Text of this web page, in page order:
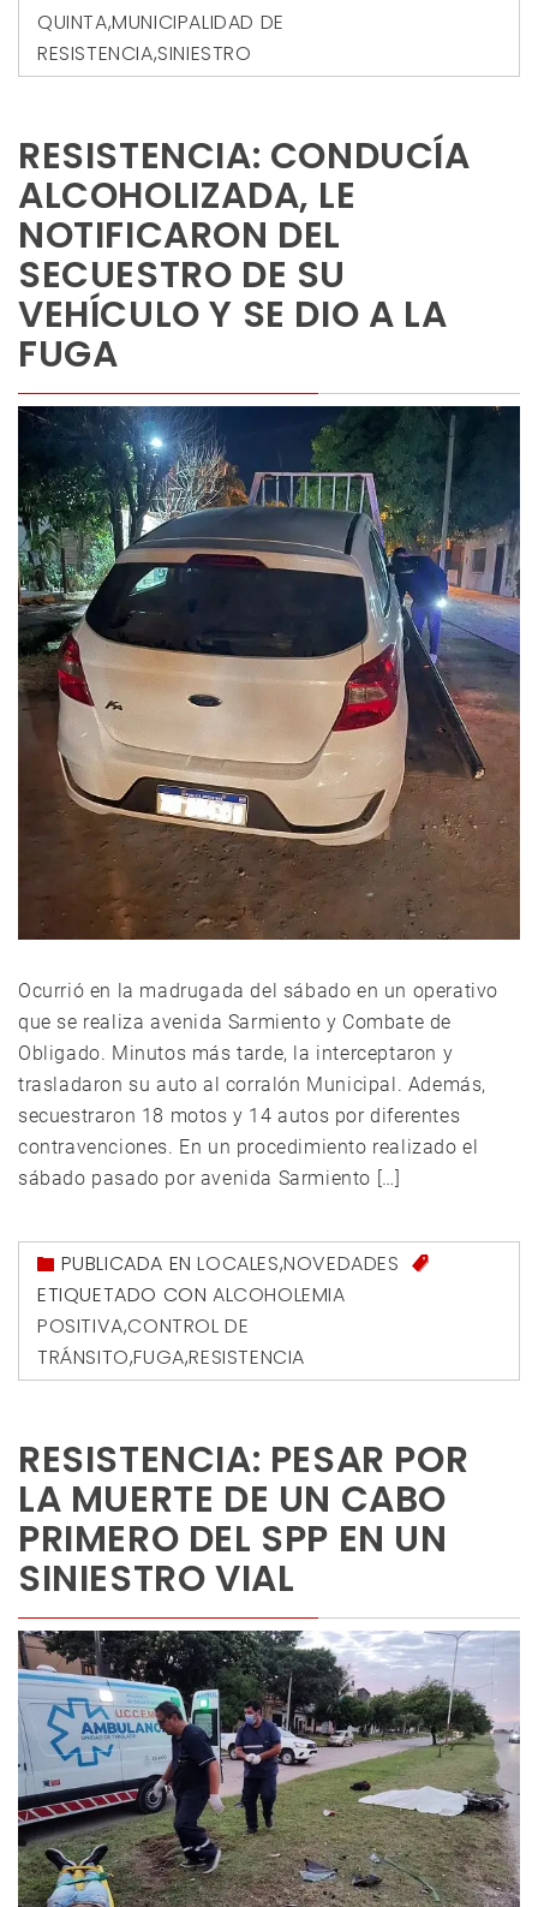
QUINTA,MUNICIPALIDAD DE
RESISTENCIA,SINIESTRO
RESISTENCIA: CONDUCÍA
ALCOHOLIZADA, LE
NOTIFICARON DEL
SECUESTRO DE SU
VEHÍCULO Y SE DIO A LA
FUGA
Ocurrió en la madrugada del sábado en un operativo
que se realiza avenida Sarmiento y Combate de
Obligado. Minutos más tarde, la interceptaron y
trasladaron su auto al corralón Municipal. Además,
secuestraron 18 motos y 14 autos por diferentes
contravenciones. En un procedimiento realizado el
sábado pasado por avenida Sarmiento […]
PUBLICADA ENLOCALES,NOVEDADES
ETIQUETADO CON ALCOHOLEMIA
POSITIVA,CONTROL DE
TRÁNSITO,FUGA,RESISTENCIA
RESISTENCIA: PESAR POR
LA MUERTE DE UN CABO
PRIMERO DEL SPP EN UN
SINIESTRO VIAL